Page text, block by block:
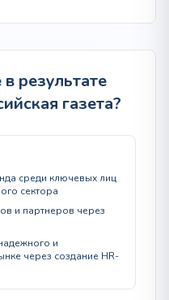
результате
газета?
среди ключевых лиц
сектора
и партнеров через
и
через создание HR-